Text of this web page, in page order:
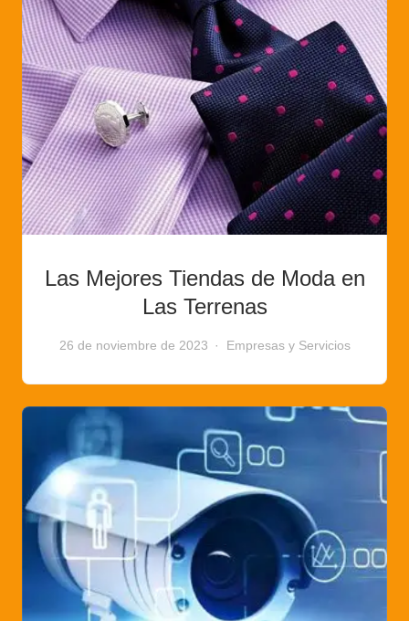
Las Mejores Tiendas de Moda en
Las Terrenas
26 de noviembre de 2023 Empresas y Servicios